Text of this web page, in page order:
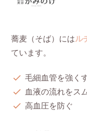
蕎麦（そば）にはル
ています。
毛細血管を強く
血液の流れをス
高血圧を防ぐ